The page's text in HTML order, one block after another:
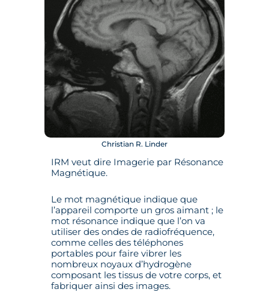
Christian R. Linder
IRM veut dire Imagerie par Résonance
Magnétique.
Le mot magnétique indique que
l’appareil comporte un gros aimant ; le
mot résonance indique que l’on va
utiliser des ondes de radiofréquence,
comme celles des téléphones
portables pour faire vibrer les
nombreux noyaux d’hydrogène
composant les tissus de votre corps, et
fabriquer ainsi des images.